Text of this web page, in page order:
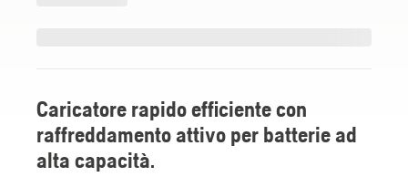
Caricatore rapido efficiente con
raffreddamento attivo per batterie ad
alta capacità.